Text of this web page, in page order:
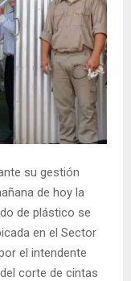
su gestión
de hoy la
de plástico se
en el Sector
el intendente
corte de cintas